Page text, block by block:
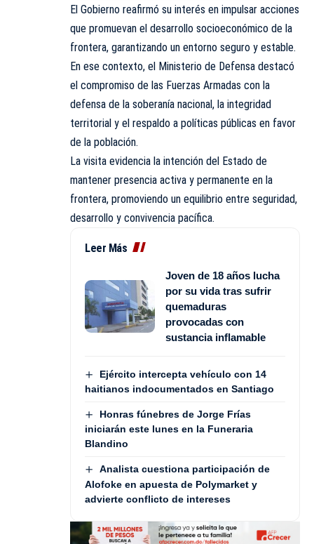
El Gobierno reafirmó su interés en impulsar acciones
que promuevan el desarrollo socioeconómico de la
frontera, garantizando un entorno seguro y estable.
En ese contexto, el Ministerio de Defensa destacó
el compromiso de las Fuerzas Armadas con la
defensa de la soberanía nacional, la integridad
territorial y el respaldo a políticas públicas en favor
de la población.
La visita evidencia la intención del Estado de
mantener presencia activa y permanente en la
frontera, promoviendo un equilibrio entre seguridad,
desarrollo y convivencia pacífica.
Leer Más
Joven de 18 años lucha
por su vida tras sufrir
quemaduras
provocadas con
sustancia inflamable
Ejército intercepta vehículo con 14
haitianos indocumentados en Santiago
Honras fúnebres de Jorge Frías
iniciarán este lunes en la Funeraria
Blandino
Analista cuestiona participación de
Alofoke en apuesta de Polymarket y
advierte conflicto de intereses